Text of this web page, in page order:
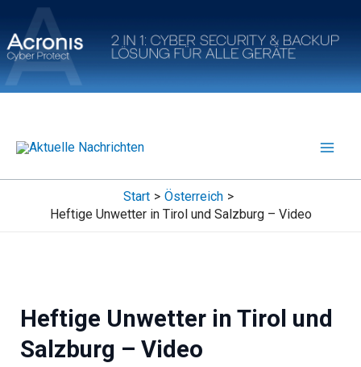
Inhalt
springen
Start
Österreich
Heftige Unwetter in Tirol und Salzburg – Video
Heftige Unwetter in Tirol und
Salzburg – Video